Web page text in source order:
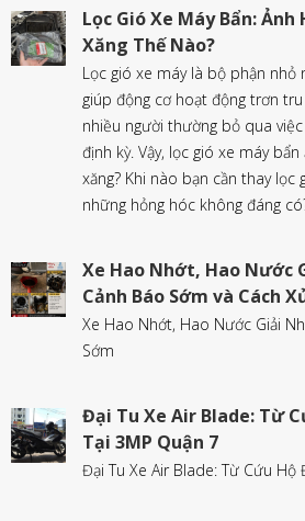
Lọc Gió Xe Máy Bẩn:
Xăng Thế Nào?
Lọc gió xe máy là bộ phận nhỏ
giúp động cơ hoạt động trơn
nhiều người thường bỏ qua
định kỳ. Vậy, lọc gió xe máy
xăng? Khi nào bạn cần thay lọc
những hỏng hóc không đáng
Xe Hao Nhớt, Hao Nước
Cảnh Báo Sớm và Cách
Xe Hao Nhớt, Hao Nước Giải
Sớm
Đại Tu Xe Air Blade: Từ
Tại 3MP Quận 7
Đại Tu Xe Air Blade: Từ Cứu Hộ